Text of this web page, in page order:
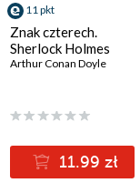
11 pkt
Znak czterech.
Sherlock Holmes
Arthur Conan Doyle
11.99 zł